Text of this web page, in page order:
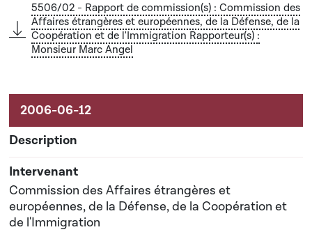
5506/02 - Rapport de commission(s) : Commission des
Affaires étrangères et européennes, de la Défense, de la
Coopération et de l'Immigration Rapporteur(s) :
Monsieur Marc Angel
Commission des Affaires étrangères et
européennes, de la Défense, de la Coopération et
de l'Immigration